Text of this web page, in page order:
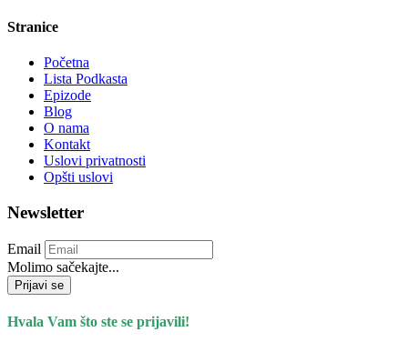
Stranice
Početna
Lista Podkasta
Epizode
Blog
O nama
Kontakt
Uslovi privatnosti
Opšti uslovi
Newsletter
Email
Molimo sačekajte...
Prijavi se
Hvala Vam što ste se prijavili!